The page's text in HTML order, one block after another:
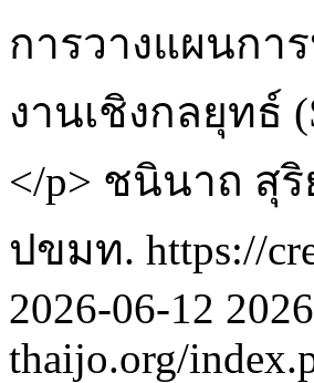
การวางแผนก
งานเชิงกลยุทธ์
</p> ชนินาถ สุริ
ปขมท. https://
2026-06-12
thaijo.org/